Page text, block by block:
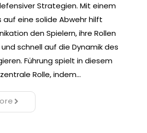
Strategien. Mit einem
auf eine solide Abwehr hilft
den Spielern, ihre Rollen
schnell auf die Dynamik des
Führung spielt in diesem
Rolle, indem…